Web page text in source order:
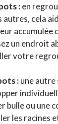
:en
autres, cela
accumulée
un endroit
votre
:une
bulle ou une
les racines